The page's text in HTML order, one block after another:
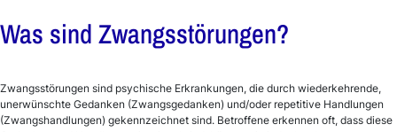
Was sind Zwangsstörungen?
Zwangsstörungen sind psychische Erkrankungen, die durch wiederkehrende,
unerwünschte Gedanken (Zwangsgedanken) und/oder repetitive Handlungen
(Zwangshandlungen) gekennzeichnet sind. Betroffene erkennen oft, dass diese